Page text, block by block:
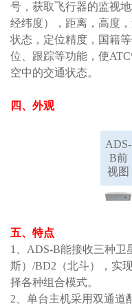
号，获取飞行器的监视
经纬度）
， 距离 ，高度，
状态 ， 定位精度 ， 国籍
位、跟踪等功能 ， 使ATC
空中的交通状态。
四、 外观
ADS-
B前
视图
五、特点
1、 ADS-B能接收三种卫
斯） /BD2 （北斗） ，实
择各种组合模式。
2、单台主机采用双通道